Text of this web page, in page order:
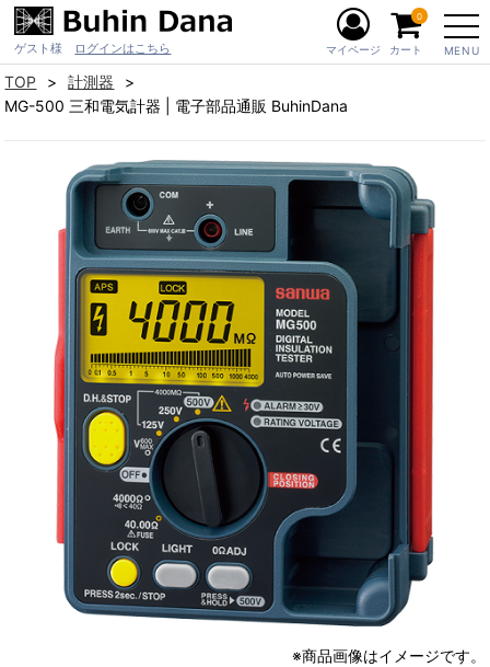
ゲスト様 ログインはこちら MENU
マイページ カート
0
TOP
計測器
MG-500 三和電気計器 | 電子部品通販 BuhinDana
※商品画像はイメージです。